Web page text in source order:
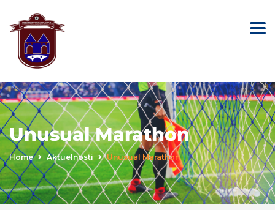
Unusual Marathon
Home Aktuelnosti Unusual Marathon